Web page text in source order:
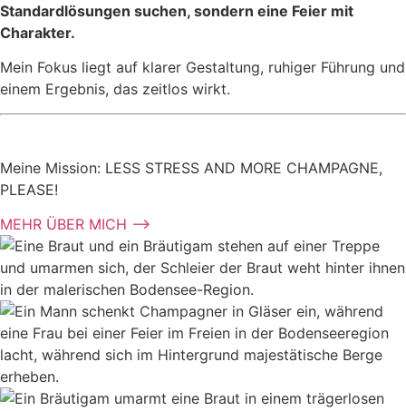
Standardlösungen suchen, sondern eine Feier mit
Charakter.
Mein Fokus liegt auf klarer Gestaltung, ruhiger Führung und
einem Ergebnis, das zeitlos wirkt.
Meine Mission: LESS STRESS AND MORE CHAMPAGNE,
PLEASE!
MEHR ÜBER MICH ⟶